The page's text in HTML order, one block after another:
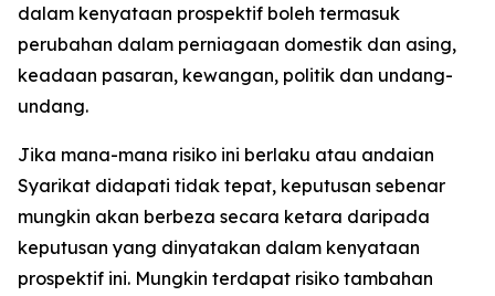
dalam kenyataan prospektif boleh termasuk
perubahan dalam perniagaan domestik dan asing,
keadaan pasaran, kewangan, politik dan undang-
undang.
Jika mana-mana risiko ini berlaku atau andaian
Syarikat didapati tidak tepat, keputusan sebenar
mungkin akan berbeza secara ketara daripada
keputusan yang dinyatakan dalam kenyataan
prospektif ini. Mungkin terdapat risiko tambahan